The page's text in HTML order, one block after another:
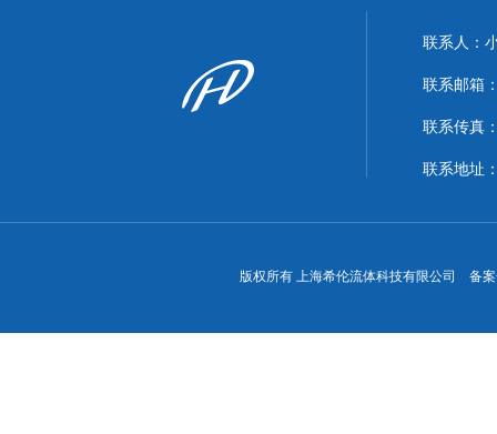
联系人：
联系邮箱
联系传真
联系地址
版权所有 上海希伦流体科技有限公司 备